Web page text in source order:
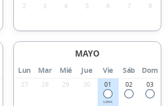
2 3 4 5 6 7 8
MAYO
Lun Mar Mié Jue Vie Sáb Dom
27 28 29 30 01
LLENA
02 03